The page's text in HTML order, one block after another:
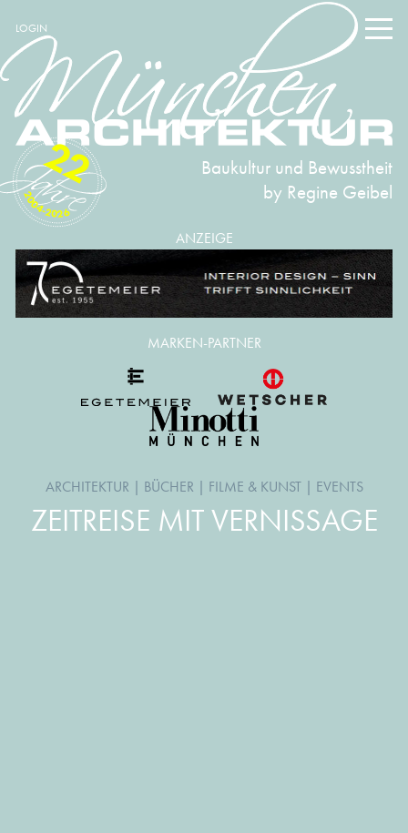
LOGIN
Baukultur und Bewusstheit
by Regine Geibel
2004-2026
22
ANZEIGE
ARCHITEKTUR | BÜCHER | FILME & KUNST| EVENTS
ZEITREISE MIT VERNISSAGE